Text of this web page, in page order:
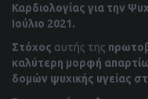
Καρδιολογίας για την
Ιούλιο 2021.
Στόχος αυτής της
καλύτερη μορφή
δομών ψυχικής υγείας